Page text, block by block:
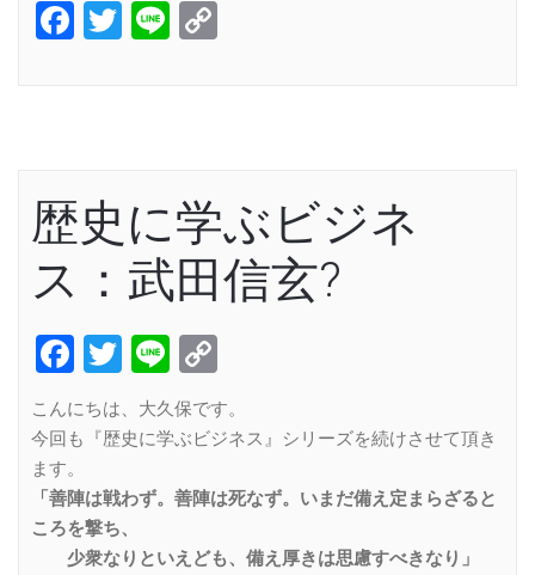
Facebook
Twitter
Line
歴史に学ぶビジネ
ス：武田信玄?
Facebook
Twitter
Line
Link
こんにちは、大久保です。
今回も『歴史に学ぶビジネス』シリーズを続けさせて頂き
ます。
「善陣は戦わず。善陣は死なず。いまだ備え定まらざると
ころを撃ち、
少衆なりといえども、備え厚きは思慮すべきなり」